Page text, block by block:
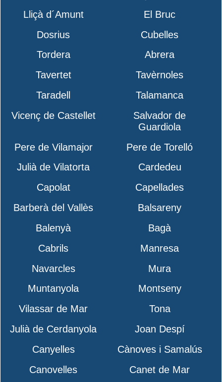
Lliçà d´Amunt
El Bruc
Dosrius
Cubelles
Tordera
Abrera
Tavertet
Tavèrnoles
Taradell
Talamanca
Vicenç de Castellet
Salvador de
Guardiola
Pere de Vilamajor
Pere de Torelló
Julià de Vilatorta
Cardedeu
Capolat
Capellades
Barberà del Vallès
Balsareny
Balenyà
Bagà
Cabrils
Manresa
Navarcles
Mura
Muntanyola
Montseny
Vilassar de Mar
Tona
Julià de Cerdanyola
Joan Despí
Canyelles
Cànoves i Samalús
Canovelles
Canet de Mar